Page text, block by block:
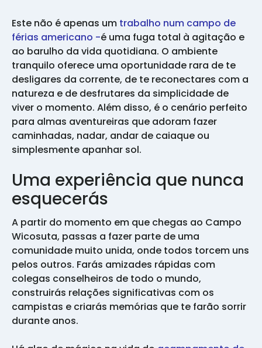
Este não é apenas um trabalho num campo de
férias americano -é uma fuga total à agitação e
ao barulho da vida quotidiana. O ambiente
tranquilo oferece uma oportunidade rara de te
desligares da corrente, de te reconectares com a
natureza e de desfrutares da simplicidade de
viver o momento. Além disso, é o cenário perfeito
para almas aventureiras que adoram fazer
caminhadas, nadar, andar de caiaque ou
simplesmente apanhar sol.
Uma experiência que nunca
esquecerás
A partir do momento em que chegas ao Campo
Wicosuta, passas a fazer parte de uma
comunidade muito unida, onde todos torcem uns
pelos outros. Farás amizades rápidas com
colegas conselheiros de todo o mundo,
construirás relações significativas com os
campistas e criarás memórias que te farão sorrir
durante anos.